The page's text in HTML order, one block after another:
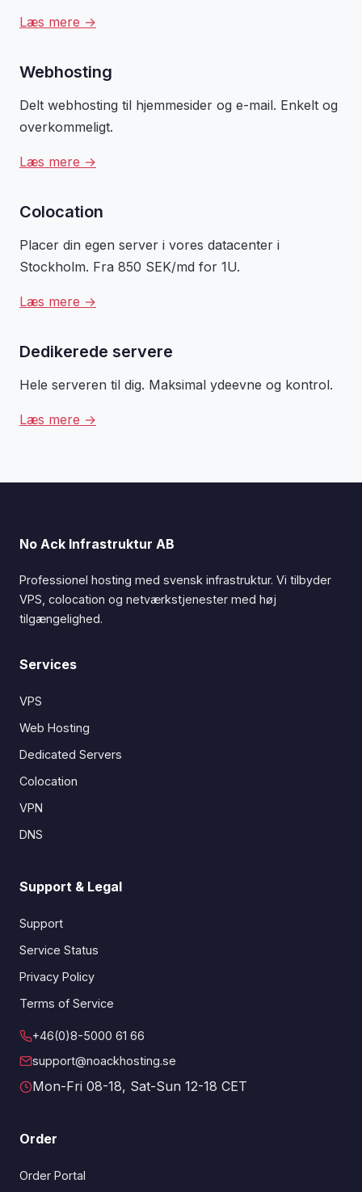
Læs mere →
Webhosting
Delt webhosting til hjemmesider og e-mail. Enkelt og
overkommeligt.
Læs mere →
Colocation
Placer din egen server i vores datacenter i
Stockholm. Fra 850 SEK/md for 1U.
Læs mere →
Dedikerede servere
Hele serveren til dig. Maksimal ydeevne og kontrol.
Læs mere →
No Ack Infrastruktur AB
Professionel hosting med svensk infrastruktur. Vi tilbyder
VPS, colocation og netværkstjenester med høj
tilgængelighed.
Services
VPS
Web Hosting
Dedicated Servers
Colocation
VPN
DNS
Support & Legal
Support
Service Status
Privacy Policy
Terms of Service
+46(0)8-5000 61 66
support@noackhosting.se
Mon-Fri 08-18, Sat-Sun 12-18 CET
Order
Order Portal